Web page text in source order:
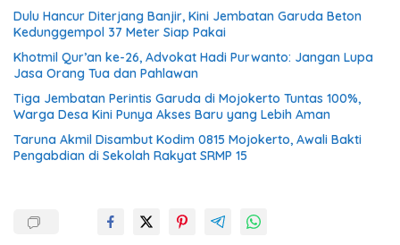
Dulu Hancur Diterjang Banjir, Kini Jembatan Garuda Beton
Kedunggempol 37 Meter Siap Pakai
Khotmil Qur’an ke-26, Advokat Hadi Purwanto: Jangan Lupa
Jasa Orang Tua dan Pahlawan
Tiga Jembatan Perintis Garuda di Mojokerto Tuntas 100%,
Warga Desa Kini Punya Akses Baru yang Lebih Aman
Taruna Akmil Disambut Kodim 0815 Mojokerto, Awali Bakti
Pengabdian di Sekolah Rakyat SRMP 15